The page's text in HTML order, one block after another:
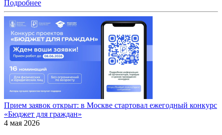
Подробнее
Прием заявок открыт: в Москве стартовал ежегодный конкурс
«Бюджет для граждан»
4 мая 2026